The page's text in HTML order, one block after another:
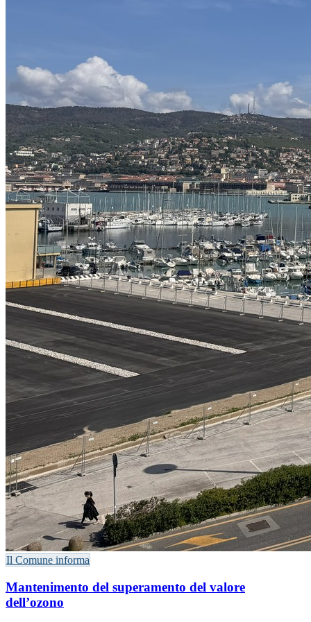
Il Comune informa
Mantenimento del superamento del valore
dell’ozono